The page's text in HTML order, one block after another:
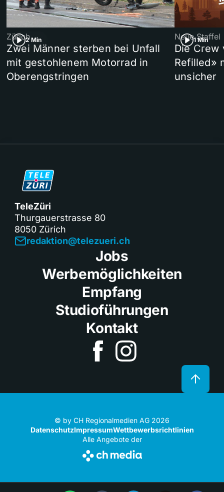
2 Min
Zürich
Zwei Männer sterben bei Unfall
mit gestohlenem Motorrad in
Oberengstringen
1 Min
Neue Staffel
Die Crew
Refilled»
unsicher
TeleZüri
Thurgauerstrasse 80
8050 Zürich
redaktion@telezueri.ch
Jobs
Werbemöglichkeiten
Empfang
Studioführungen
Kontakt
© by CH Regionalmedien AG 2026
DatenschutzImpressumWettbewerbsrichtlinien
Alle Angebote der